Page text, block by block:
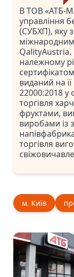
В ТОВ «АТБ-
управління
(СУБХП), яку
міжнародним
QalityAustria.
належному
виданий на
22000:2018 у
торгівля
фруктами,
виробами із
торгівля
м. Київ